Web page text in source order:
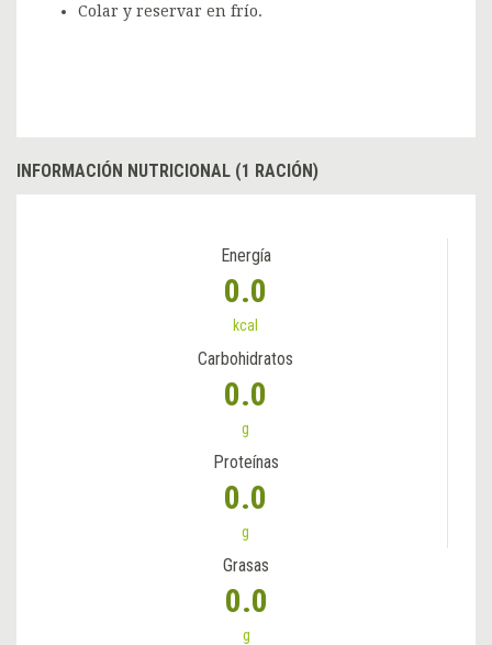
Colar y reservar en frío.
INFORMACIÓN NUTRICIONAL (1 RACIÓN)
Energía
0.0
kcal
Carbohidratos
0.0
g
Proteínas
0.0
g
Grasas
0.0
g